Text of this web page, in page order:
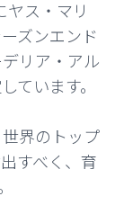
ヤス・マリ
ズンエンド
リア・アル
ています。
界のトップ
すべく、育